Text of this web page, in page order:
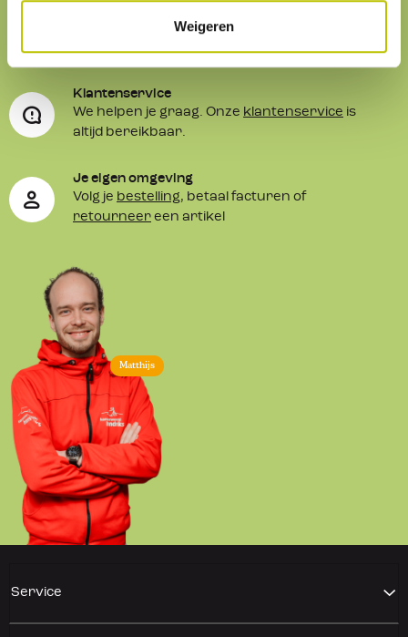
Weigeren
Matthijs
& contact
Klantenservice
We helpen je graag. Onze klantenservice is
altijd bereikbaar.
Je eigen omgeving
Volg je bestelling, betaal facturen of
retourneer een artikel
Service